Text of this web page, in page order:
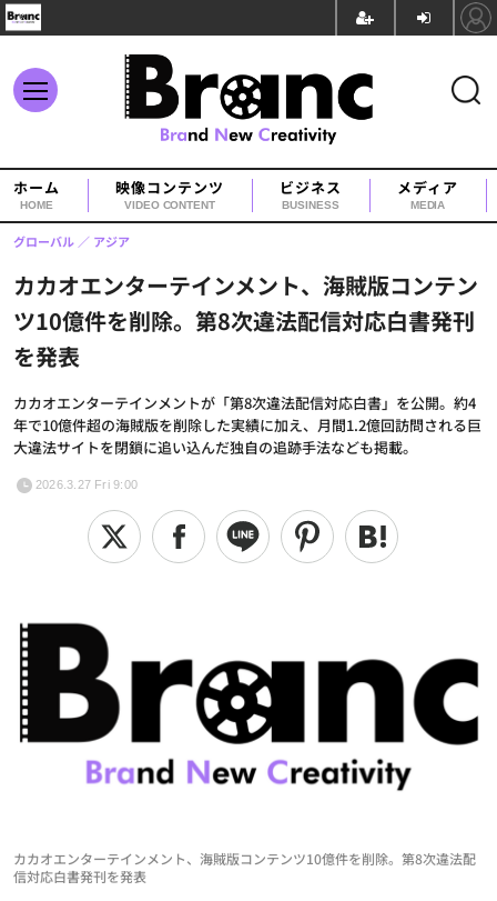
ホーム
HOME
映像コンテンツ
VIDEO CONTENT
ビジネス
BUSINESS
メディア
MEDIA
カカオエンターテインメント、海賊版コンテン
ツ10億件を削除。第8次違法配信対応白書発刊
を発表
カカオエンターテインメントが「第8次違法配信対応白書」を公開。約4
年で10億件超の海賊版を削除した実績に加え、月間1.2億回訪問される巨
大違法サイトを閉鎖に追い込んだ独自の追跡手法なども掲載。
グローバル アジア
2026.3.27 Fri 9:00
カカオエンターテインメント、海賊版コンテンツ10億件を削除。第8次違法配
信対応白書発刊を発表